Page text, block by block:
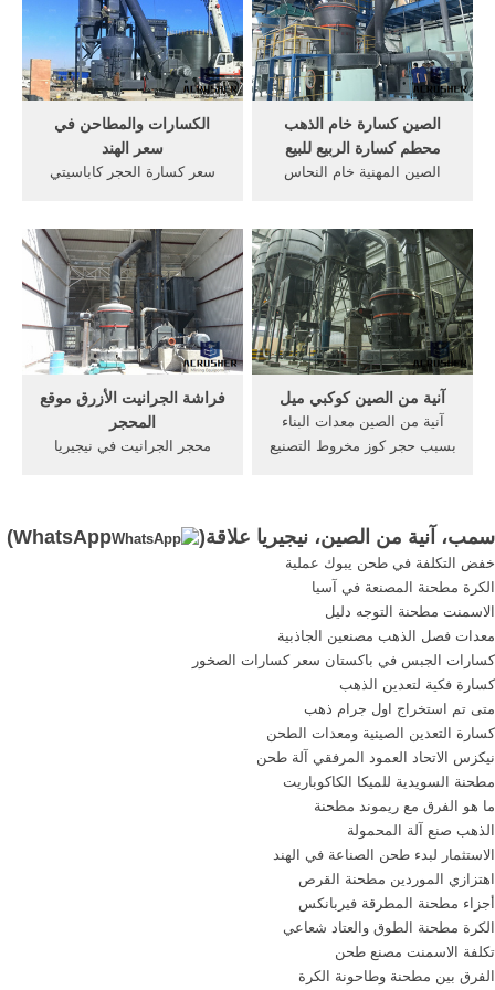
مصانع Raymond احترافية ،
مطحنة رأسية ، كسارة ، مصعد
دلو ، وإزالة مصنعي وموردي
آلات الحديد في الصين.
محطم نملك خبرة طويلة لأكثر
منسنة في تصنيع الكسارات و
قطع الغيار .
الكسارات والمطاحن في
سعر الهند
سعر كسارة الحجر كاباسيتي
عن 50% من كربونات, كسارة
الحجر مصنعين الهند سعر آلة .
دردشة مجانية
الصين كسارة خام الذهب
محطم كسارة الربيع للبيع
الصين المهنية خام النحاس
السعودية ، الشركة ... الذهب
مخروط محطم خام للبيع في
indonessia.
فراشة الجرانيت الأزرق موقع
المحجر
محجر الجرانيت في نيجيريا
كوجى نيجيريا شركة الجرانيت
آنية من الصين كوكبي ميل
آنية من الصين معدات البناء
بسبب حجر كوز مخروط التصنيع
جراش إلى آنية من الصين ...
في نيجيريا طريقة ...
سمب، آنية من الصين، نيجيريا علاقة( WhatsApp
)
خفض التكلفة في طحن يبوك عملية
الكرة مطحنة المصنعة في آسيا
الاسمنت مطحنة التوجه دليل
معدات فصل الذهب مصنعين الجاذبية
كسارات الجبس في باكستان سعر كسارات الصخور
كسارة فكية لتعدين الذهب
متى تم استخراج اول جرام ذهب
كسارة التعدين الصينية ومعدات الطحن
نيكزس الاتحاد العمود المرفقي آلة طحن
مطحنة السويدية للميكا الكاكوباريت
ما هو الفرق مع ريموند مطحنة
الذهب صنع آلة المحمولة
الاستثمار لبدء طحن الصناعة في الهند
اهتزازي الموردين مطحنة القرص
أجزاء مطحنة المطرقة فيربانكس
الكرة مطحنة الطوق والعتاد شعاعي
تكلفة الاسمنت مصنع طحن
الفرق بين مطحنة وطاحونة الكرة